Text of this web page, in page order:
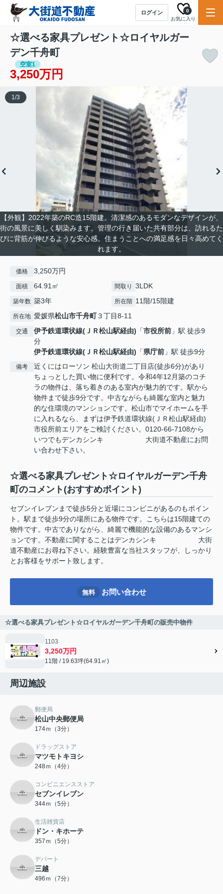
ログイン
お気に入り
0
☆選べる家具プレゼント☆ロイヤルガー
デン千舟町
空室1
3,250万円
【外観】2022年築のRC造15階建。清潔感のあるモダンなデザインが、
街の風景に美しく馴染みます。管理の行き届いた共有部分は、訪れるた
びに背筋が伸びるような安心感。住まうことへの満足感を日々高めてく
れます。
1/3
価格 3,250万円
面積 64.91㎡ 間取り 3LDK
築年数 築3年 所在階 11階/15階建
所在地 愛媛県松山市千舟町３丁目8-11
交通 伊予鉄道環状線(ＪＲ松山駅経由) 「市役所前 」駅 徒歩9
分
伊予鉄道環状線(ＪＲ松山駅経由) 「県庁前 」駅 徒歩9分
備考
近くにはローソン 松山大街道二丁目店(徒歩6分)があり
ちょっとした買い物に便利です。令和4年12月築のコチ
ラの物件は、落ち着きのある室内が魅力的です。駅から
物件まで徒歩9分です。中古ながらも綺麗な室内と魅力
的な住環境のマンションです。松山市でマイホームを手
に入れるなら、まずは伊予鉄道環状線(ＪＲ松山駅経由)
市役所前エリアをご検討ください。0120-66-7108から
いつでもデンカシンキ 大街道不動産にお問
い合わせ下さい。
☆選べる家具プレゼント☆ロイヤルガーデン千舟
町のコメント(おすすめポイント)
セブンイレブンまで徒歩5分と近場にコンビニがあるのもポイン
ト。駅まで徒歩9分の場所にある物件です。こちらは15階建ての
物件です。中古でありながら、綺麗で機能的な設備のあるマンシ
ョンです。不動産に関することはデンカシンキ 大街
道不動産にお尋ね下さい。経験豊富な当社スタッフが、しっかり
とお客様をサポート致します。
無料 お問い合わせ
☆選べる家具プレゼント☆ロイヤルガーデン千舟町の販売中物件
1103
3,250万円
11階 / 19.63坪(64.91㎡)
周辺施設
郵便局
松山中央郵便局
174ｍ（3分）
ドラッグストア
マツモトキヨシ
248ｍ（4分）
コンビニエンスストア
セブンイレブン
344ｍ（5分）
生活雑貨店
ドン・キホーテ
357ｍ（5分）
デパート
三越
496ｍ（7分）